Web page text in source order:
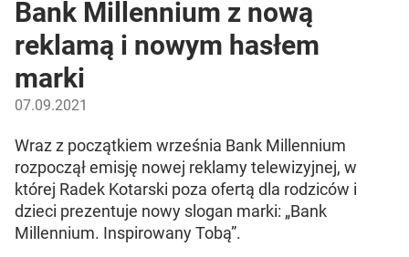
Bank Millennium z nową
reklamą i nowym hasłem
marki
07.09.2021
Wraz z początkiem września Bank Millennium
rozpoczął emisję nowej reklamy telewizyjnej, w
której Radek Kotarski poza ofertą dla rodziców i
dzieci prezentuje nowy slogan marki: „Bank
Millennium. Inspirowany Tobą”.